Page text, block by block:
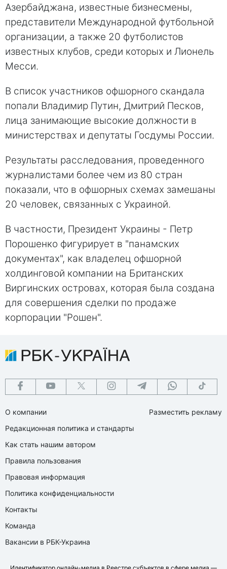
Азербайджана, известные бизнесмены,
представители Международной футбольной
организации, а также 20 футболистов
известных клубов, среди которых и Лионель
Месси.
В список участников офшорного скандала
попали Владимир Путин, Дмитрий Песков,
лица занимающие высокие должности в
министерствах и депутаты Госдумы России.
Результаты расследования, проведенного
журналистами более чем из 80 стран
показали, что в офшорных схемах замешаны
20 человек, связанных с Украиной.
В частности, Президент Украины - Петр
Порошенко фигурирует в "панамских
документах", как владелец офшорной
холдинговой компании на Британских
Виргинских островах, которая была создана
для совершения сделки по продаже
корпорации "Рошен".
О компании
Редакционная политика и стандарты
Как стать нашим автором
Правила пользования
Правовая информация
Политика конфиденциальности
Контакты
Команда
Вакансии в РБК-Украина
Разместить рекламу